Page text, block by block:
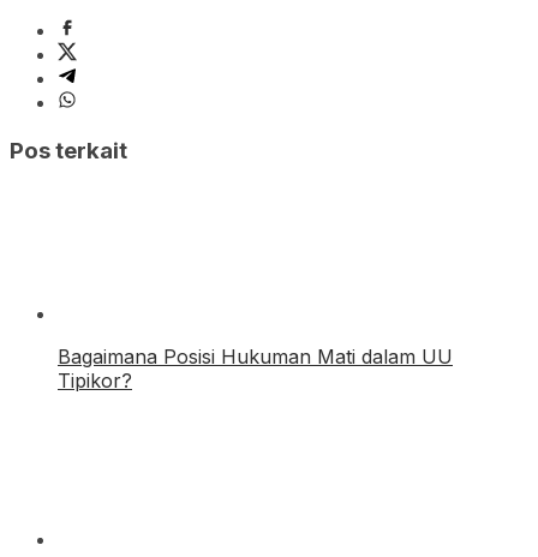
Pos terkait
Bagaimana Posisi Hukuman Mati dalam UU
Tipikor?